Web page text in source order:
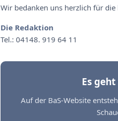
Wir bedanken uns herzlich für
Die Redaktion
Tel.: 04148. 919 64 11
Es
Auf der BaS-Website